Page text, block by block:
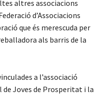
altres associacions
d’Associacions
que és merescuda per
als barris de la
a l’associació
de Joves de Prosperitat i la